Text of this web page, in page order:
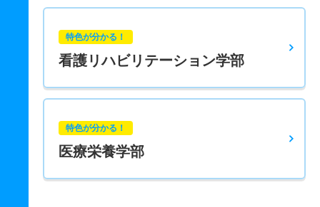
特色が分かる！
看護リハビリテーション学部
特色が分かる！
医療栄養学部